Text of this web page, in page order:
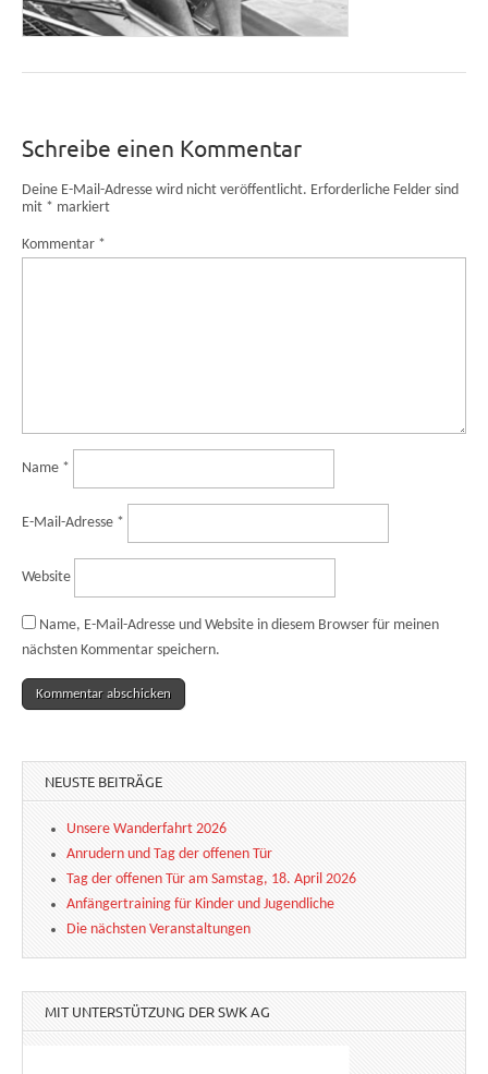
Schreibe einen Kommentar
Deine E-Mail-Adresse wird nicht veröffentlicht. Erforderliche Felder sind
mit * markiert
Kommentar *
Name *
E-Mail-Adresse *
Website
Name, E-Mail-Adresse und Website in diesem Browser für meinen
nächsten Kommentar speichern.
NEUSTE BEITRÄGE
Unsere Wanderfahrt 2026
Anrudern und Tag der offenen Tür
Tag der offenen Tür am Samstag, 18. April 2026
Anfängertraining für Kinder und Jugendliche
Die nächsten Veranstaltungen
MIT UNTERSTÜTZUNG DER SWK AG